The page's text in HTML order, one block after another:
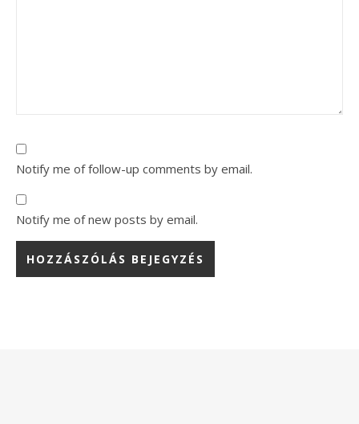
Notify me of follow-up comments by email.
Notify me of new posts by email.